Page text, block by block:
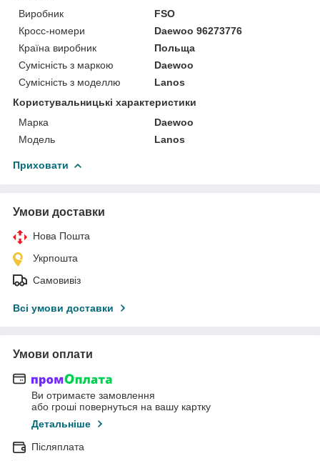
Виробник
FSO
Кросс-номери
Daewoo 96273776
Країна виробник
Польща
Сумісність з маркою
Daewoo
Сумісність з моделлю
Lanos
Користувальницькі характеристики
Марка
Daewoo
Мoдель
Lanos
Приховати
Умови доставки
Нова Пошта
Укрпошта
Самовивіз
Всі умови доставки
Умови оплати
Ви отримаєте замовлення
або гроші повернуться на вашу картку
Детальніше
Післяплата